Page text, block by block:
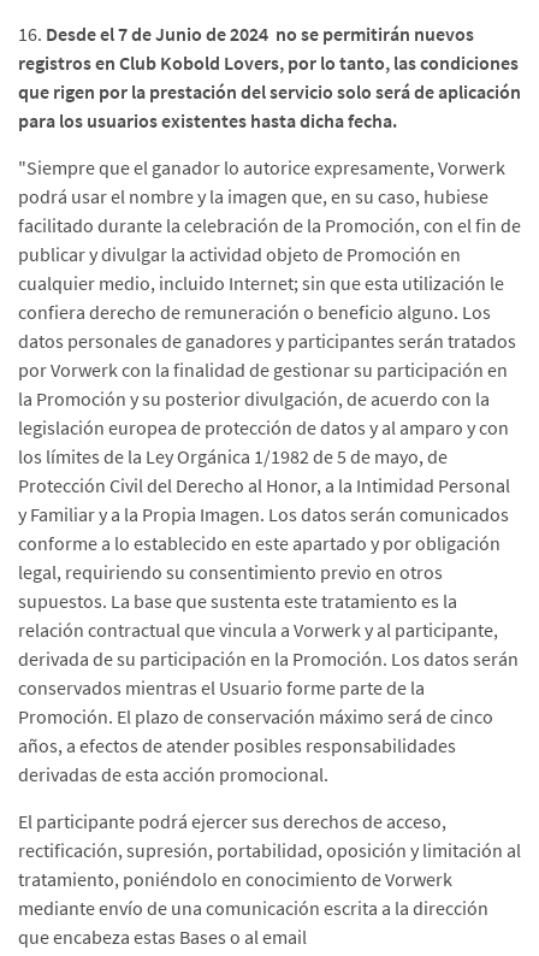
16. Desde el 7 de Junio de 2024 no se permitirán nuevos
registros en Club Kobold Lovers, por lo tanto, las condiciones
que rigen por la prestación del servicio solo será de aplicación
para los usuarios existentes hasta dicha fecha.
"Siempre que el ganador lo autorice expresamente, Vorwerk
podrá usar el nombre y la imagen que, en su caso, hubiese
facilitado durante la celebración de la Promoción, con el fin de
publicar y divulgar la actividad objeto de Promoción en
cualquier medio, incluido Internet; sin que esta utilización le
confiera derecho de remuneración o beneficio alguno. Los
datos personales de ganadores y participantes serán tratados
por Vorwerk con la finalidad de gestionar su participación en
la Promoción y su posterior divulgación, de acuerdo con la
legislación europea de protección de datos y al amparo y con
los límites de la Ley Orgánica 1/1982 de 5 de mayo, de
Protección Civil del Derecho al Honor, a la Intimidad Personal
y Familiar y a la Propia Imagen. Los datos serán comunicados
conforme a lo establecido en este apartado y por obligación
legal, requiriendo su consentimiento previo en otros
supuestos. La base que sustenta este tratamiento es la
relación contractual que vincula a Vorwerk y al participante,
derivada de su participación en la Promoción. Los datos serán
conservados mientras el Usuario forme parte de la
Promoción. El plazo de conservación máximo será de cinco
años, a efectos de atender posibles responsabilidades
derivadas de esta acción promocional.
El participante podrá ejercer sus derechos de acceso,
rectificación, supresión, portabilidad, oposición y limitación al
tratamiento, poniéndolo en conocimiento de Vorwerk
mediante envío de una comunicación escrita a la dirección
que encabeza estas Bases o al email